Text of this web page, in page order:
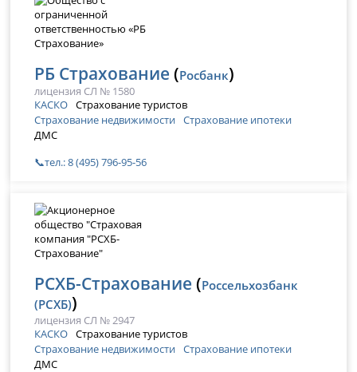
РБ Страхование (Росбанк)
лицензия СЛ № 1580
КАСКО Страхование туристов
Страхование недвижимости Страхование ипотеки
ДМС
📞тел.: 8 (495) 796-95-56
РСХБ-Страхование (Россельхозбанк
(РСХБ))
лицензия СЛ № 2947
КАСКО Страхование туристов
Страхование недвижимости Страхование ипотеки
ДМС